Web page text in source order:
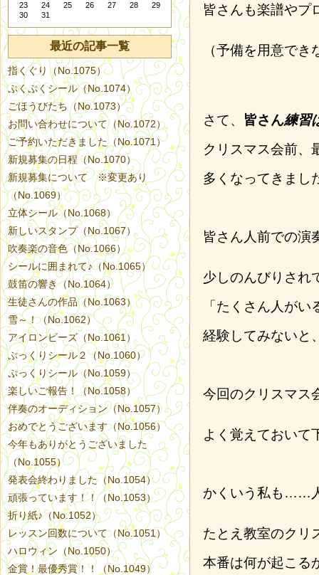
皆さんも楽譜やプ
（予備を用意で
さて、 皆さん練習
クリスマス会前、
多くなってきまし
皆さん人前での演
少しのんびりされ
「たくさん人が
経験してみないと
今回のクリスマス
よく覚えておいて
かくいう私も……
たとえ教室のクリ
本番は何が起こる
23
24 25 26 27 28
29
30
31
最近の記事一覧
指くぐり（No.1075）
ぷくぷくシール（No.1074）
ごほうびたち（No.1073）
お問い合わせについて（No.1072）
ご予約いただきました（No.1071）
新規募集の日程（No.1070）
新規募集について ※変更あり
（No.1069）
立体シール（No.1068）
新しいスタンプ（No.1067）
吹奏楽の音色（No.1066）
シールに囲まれて♪（No.1065）
鼓笛の響き（No.1064）
生徒さんの作品（No.1063）
雪～！（No.1062）
アイロンビーズ（No.1061）
ぷっくりシール２（No.1060）
ぷっくりシール（No.1059）
楽しいご報告！（No.1058）
伴奏のオーディション（No.1057）
おめでとうございます（No.1056）
今年もありがとうございました
（No.1055）
発表会終わりました（No.1054）
頑張っています！！（No.1053）
折り紙♪（No.1052）
レッスン回数について（No.1051）
ハロウィン（No.1050）
金賞！最優秀賞！！（No.1049）